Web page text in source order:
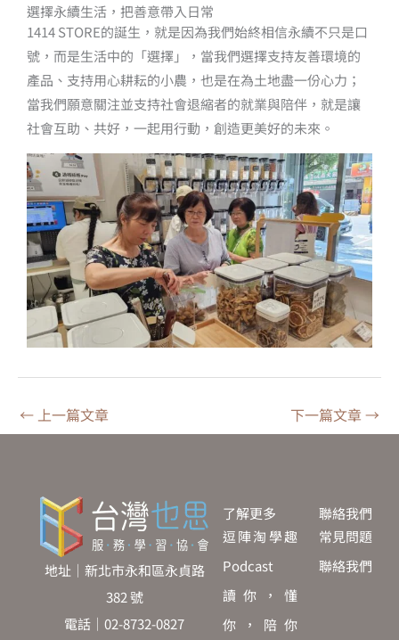
選擇永續生活，把善意帶入日常
1414 STORE的誕生，就是因為我們始終相信永續不只是口
號，而是生活中的「選擇」，當我們選擇支持友善環境的
產品、支持用心耕耘的小農，也是在為土地盡一份心力；
當我們願意關注並支持社會退縮者的就業與陪伴，就是讓
社會互助、共好，一起用行動，創造更美好的未來。
← 上一篇文章 下一篇文章 →
了解更多
逗陣淘學趣
Podcast
讀你，懂
你，陪你
地址｜新北市永和區永貞路
382 號
電話｜02-8732-0827
聯絡我們
常見問題
聯絡我們